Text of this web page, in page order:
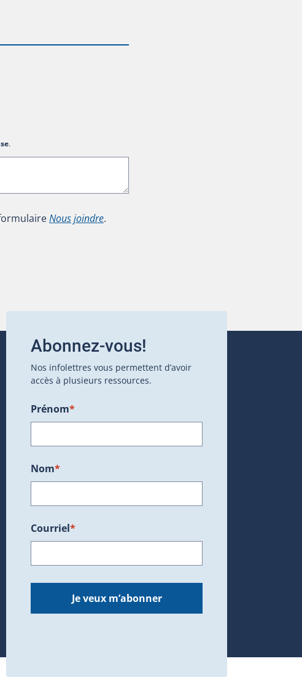
.
Nous joindre.
dans une nouvelle fenêtre.)
dans une nouvelle fenêtre.)
Abonnez-vous!
Nos infolettres vous permettent d’avoir
accès à plusieurs ressources.
Prénom*
Nom*
Courriel*
Je veux m’abonner